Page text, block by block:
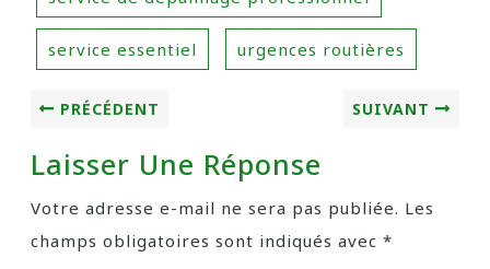
service essentiel urgences routières
PRÉCÉDENT SUIVANT
Laisser Une Réponse
Votre adresse e-mail ne sera pas publiée. Les
champs obligatoires sont indiqués avec *